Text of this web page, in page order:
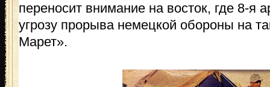
переносит внимание на восток, где 8-я
угрозу прорыва немецкой обороны на
Марет».